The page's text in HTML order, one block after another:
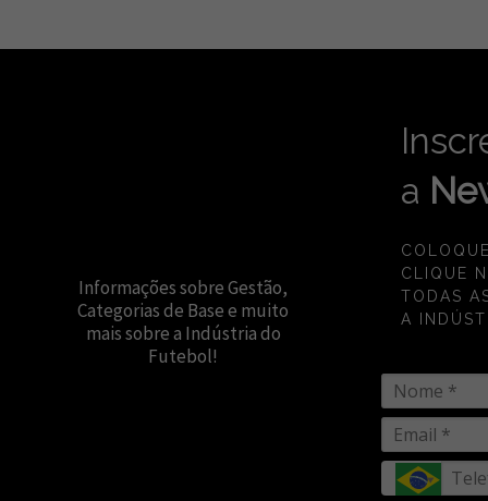
Informações sobre Gestão,
Categorias de Base e muito
mais sobre a Indústria do
Futebol!
a
CLIQUE
TODAS
A